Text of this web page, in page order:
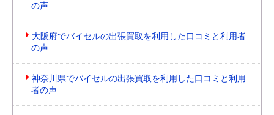
の声
大阪府でバイセルの出張買取を利用した口コミと利用者
の声
神奈川県でバイセルの出張買取を利用した口コミと利用
者の声